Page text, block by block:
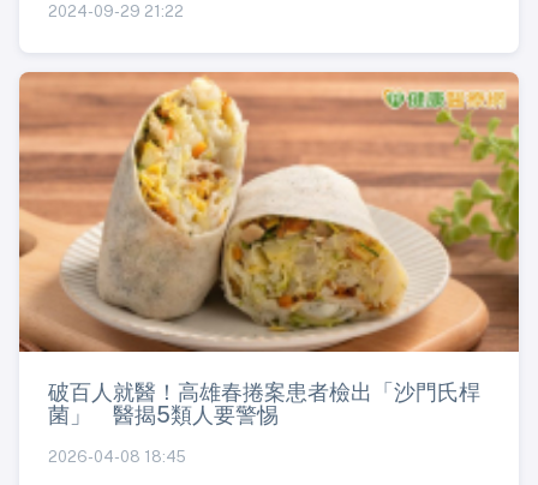
2024-09-29 21:22
破百人就醫！高雄春捲案患者檢出「沙門氏桿
菌」 醫揭5類人要警惕
2026-04-08 18:45